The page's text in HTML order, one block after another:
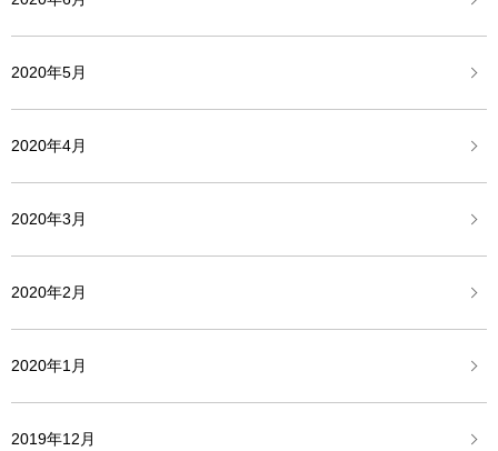
2020年5月
2020年4月
2020年3月
2020年2月
2020年1月
2019年12月